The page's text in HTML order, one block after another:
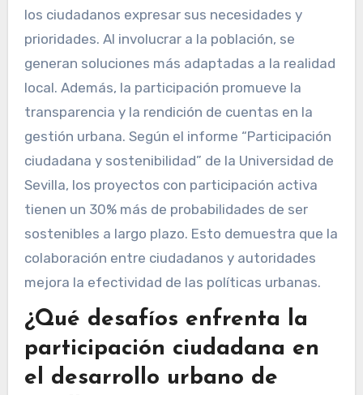
los ciudadanos expresar sus necesidades y
prioridades. Al involucrar a la población, se
generan soluciones más adaptadas a la realidad
local. Además, la participación promueve la
transparencia y la rendición de cuentas en la
gestión urbana. Según el informe “Participación
ciudadana y sostenibilidad” de la Universidad de
Sevilla, los proyectos con participación activa
tienen un 30% más de probabilidades de ser
sostenibles a largo plazo. Esto demuestra que la
colaboración entre ciudadanos y autoridades
mejora la efectividad de las políticas urbanas.
¿Qué desafíos enfrenta la
participación ciudadana en
el desarrollo urbano de